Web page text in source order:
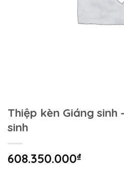
Thiệp kèn Giáng sinh
sinh
608.350.000₫